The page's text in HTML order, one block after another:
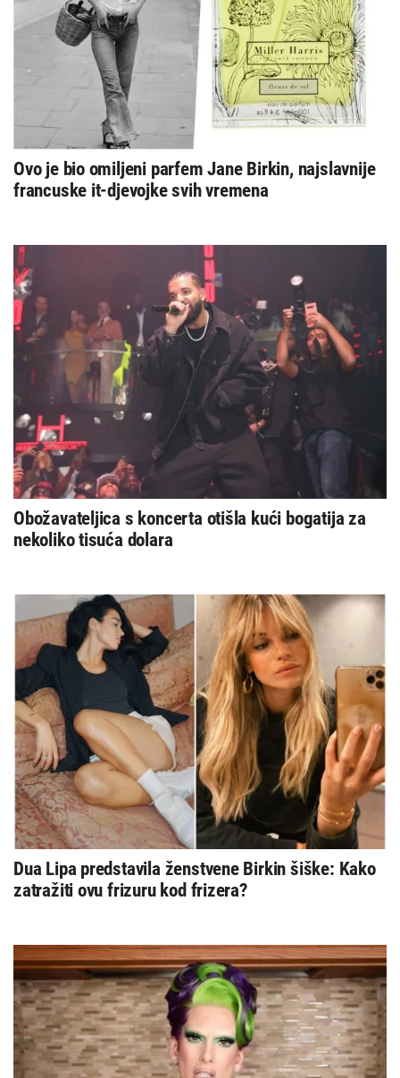
Ovo je bio omiljeni parfem Jane Birkin, najslavnije
francuske it-djevojke svih vremena
Obožavateljica s koncerta otišla kući bogatija za
nekoliko tisuća dolara
Dua Lipa predstavila ženstvene Birkin šiške: Kako
zatražiti ovu frizuru kod frizera?